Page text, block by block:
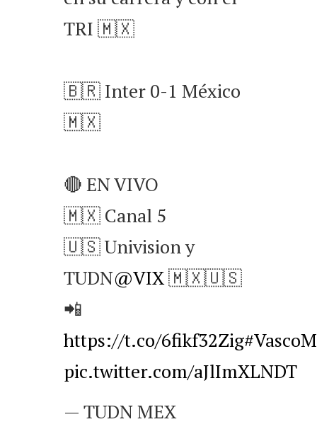
TRI 🇲🇽
🇧🇷 Inter 0-1 México
🇲🇽
🔴 EN VIVO
🇲🇽 Canal 5
🇺🇸 Univision y
TUDN@VIX🇲🇽🇺🇸
📲
https://t.co/6fikf32Zig
pic.twitter.com/aJlImXLNDT
— TUDN MEX